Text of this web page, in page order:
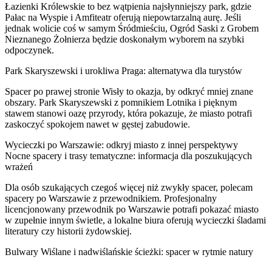
Łazienki Królewskie to bez wątpienia najsłynniejszy park, gdzie
Pałac na Wyspie i Amfiteatr oferują niepowtarzalną aurę. Jeśli
jednak wolicie coś w samym Śródmieściu, Ogród Saski z Grobem
Nieznanego Żołnierza będzie doskonałym wyborem na szybki
odpoczynek.
Park Skaryszewski i urokliwa Praga: alternatywa dla turystów
Spacer po prawej stronie Wisły to okazja, by odkryć mniej znane
obszary. Park Skaryszewski z pomnikiem Lotnika i pięknym
stawem stanowi oazę przyrody, która pokazuje, że miasto potrafi
zaskoczyć spokojem nawet w gęstej zabudowie.
Wycieczki po Warszawie: odkryj miasto z innej perspektywy
Nocne spacery i trasy tematyczne: informacja dla poszukujących
wrażeń
Dla osób szukających czegoś więcej niż zwykły spacer, polecam
spacery po Warszawie z przewodnikiem. Profesjonalny
licencjonowany przewodnik po Warszawie potrafi pokazać miasto
w zupełnie innym świetle, a lokalne biura oferują wycieczki śladami
literatury czy historii żydowskiej.
Bulwary Wiślane i nadwiślańskie ścieżki: spacer w rytmie natury